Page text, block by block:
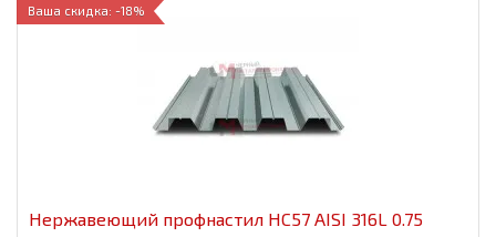
Ваша скидка: -18%
Нержавеющий профнастил НС57 AISI 316L 0.75